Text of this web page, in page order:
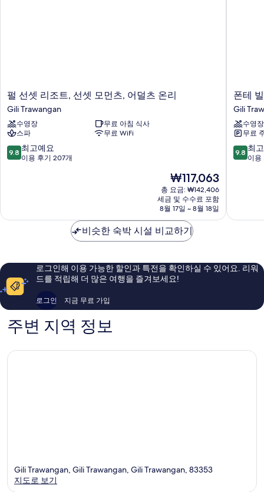
펄
선
셋
리
조
트,
선
덜
Gili
Trawangan
펄 선셋 리조트, 선셋 모먼츠, 어덜츠 온리
Gili Trawangan
수영장
무료 아침 식사
스파
무료 WiFi
10
점
최
이
후
기
9.8 최고예요
이용 후기 207개
현
재
요
금
₩117,063
₩117,063
총 요금: ₩142,406
세금 및 수수료 포함
8월 17일 ~ 8월 18일
폰
테
빌
라
Gili
폰테
Gili
수영장
무료
10
점
최
이
용
9.8 최
이용
비슷한 숙박 시설 비교하기
로그인해 이용 가능한 할인과 특전을 확인하실 수 있어요. 리워
드를 적립해 더 많은 여행을 즐겨보세요!
로그인 지금 무료 가입
주변 지역 정보
Gili Trawangan, Gili Trawangan, Gili Trawangan, 83353
지도로 보기